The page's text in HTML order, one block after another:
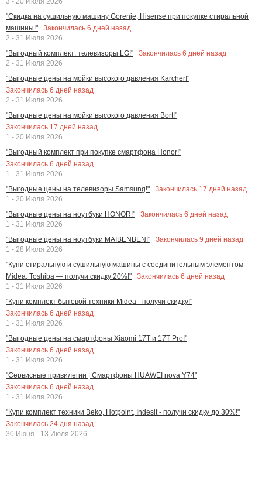
"Скидка на сушильную машину Gorenje, Hisense при покупке стиральной
машины!"
Закончилась 6 дней назад
2 - 31 Июля 2026
"Выгодный комплект: телевизоры LG!"
Закончилась 6 дней назад
2 - 31 Июля 2026
"Выгодные цены на мойки высокого давления Karcher!"
Закончилась 6 дней назад
2 - 31 Июля 2026
"Выгодные цены на мойки высокого давления Bort!"
Закончилась 17 дней назад
1 - 20 Июля 2026
"Выгодный комплект при покупке смартфона Honor!"
Закончилась 6 дней назад
1 - 31 Июля 2026
"Выгодные цены на телевизоры Samsung!"
Закончилась 17 дней назад
1 - 20 Июля 2026
"Выгодные цены на ноутбуки HONOR!"
Закончилась 6 дней назад
1 - 31 Июля 2026
"Выгодные цены на ноутбуки MAIBENBEN!"
Закончилась 9 дней назад
1 - 28 Июля 2026
"Купи стиральную и сушильную машины с соединительным элементом
Midea, Toshiba — получи скидку 20%!"
Закончилась 6 дней назад
1 - 31 Июля 2026
"Купи комплект бытовой техники Midea - получи скидку!"
Закончилась 6 дней назад
1 - 31 Июля 2026
"Выгодные цены на смартфоны Xiaomi 17T и 17T Pro!"
Закончилась 6 дней назад
1 - 31 Июля 2026
"Сервисные привилегии | Смартфоны HUAWEI nova Y74"
Закончилась 6 дней назад
1 - 31 Июля 2026
"Купи комплект техники Beko, Hotpoint, Indesit - получи скидку до 30%!"
Закончилась 24 дня назад
30 Июня - 13 Июля 2026